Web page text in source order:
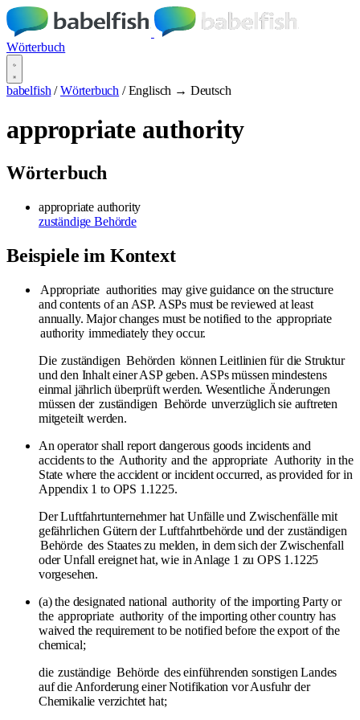
Wörterbuch
babelfish / Wörterbuch / Englisch → Deutsch
appropriate authority
Wörterbuch
appropriate authority
zuständige Behörde
Beispiele im Kontext
Appropriate authorities may give guidance on the structure
and contents of an ASP. ASPs must be reviewed at least
annually. Major changes must be notified to the appropriate
authority immediately they occur.
Die zuständigen Behörden können Leitlinien für die Struktur
und den Inhalt einer ASP geben. ASPs müssen mindestens
einmal jährlich überprüft werden. Wesentliche Änderungen
müssen der zuständigen Behörde unverzüglich sie auftreten
mitgeteilt werden.
An operator shall report dangerous goods incidents and
accidents to the Authority and the appropriate Authority in the
State where the accident or incident occurred, as provided for in
Appendix 1 to OPS 1.1225.
Der Luftfahrtunternehmer hat Unfälle und Zwischenfälle mit
gefährlichen Gütern der Luftfahrtbehörde und der zuständigen
Behörde des Staates zu melden, in dem sich der Zwischenfall
oder Unfall ereignet hat, wie in Anlage 1 zu OPS 1.1225
vorgesehen.
(a) the designated national authority of the importing Party or
the appropriate authority of the importing other country has
waived the requirement to be notified before the export of the
chemical;
die zuständige Behörde des einführenden sonstigen Landes
auf die Anforderung einer Notifikation vor Ausfuhr der
Chemikalie verzichtet hat;